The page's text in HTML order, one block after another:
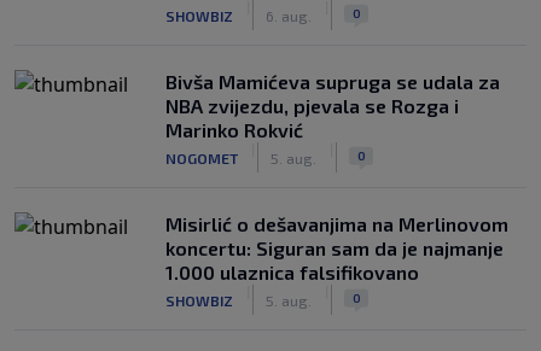
SHOWBIZ 6. aug. 0
Bivša Mamićeva supruga se udala za
NBA zvijezdu, pjevala se Rozga i
Marinko Rokvić
NOGOMET 5. aug. 0
Misirlić o dešavanjima na Merlinovom
koncertu: Siguran sam da je najmanje
1.000 ulaznica falsifikovano
SHOWBIZ 5. aug. 0